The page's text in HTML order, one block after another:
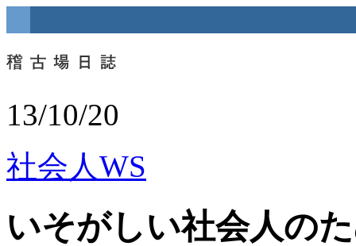
13/10/20
社会人WS
いそがしい社会人の